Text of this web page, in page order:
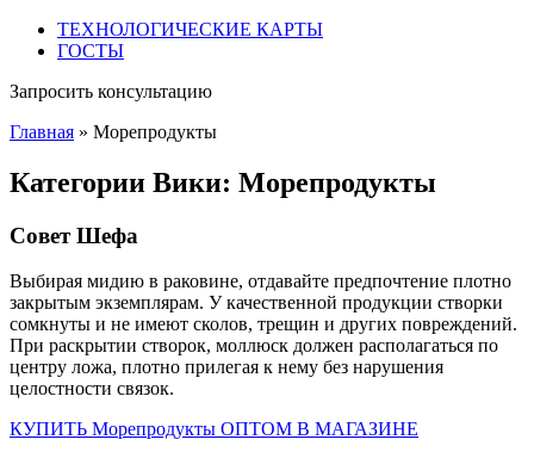
ТЕХНОЛОГИЧЕСКИЕ КАРТЫ
ГОСТЫ
Запросить консультацию
Главная » Морепродукты
Категории Вики: Морепродукты
Совет Шефа
Выбирая мидию в раковине, отдавайте предпочтение плотно
закрытым экземплярам. У качественной продукции створки
сомкнуты и не имеют сколов, трещин и других повреждений.
При раскрытии створок, моллюск должен располагаться по
центру ложа, плотно прилегая к нему без нарушения
целостности связок.
КУПИТЬ Морепродукты ОПТОМ В МАГАЗИНЕ